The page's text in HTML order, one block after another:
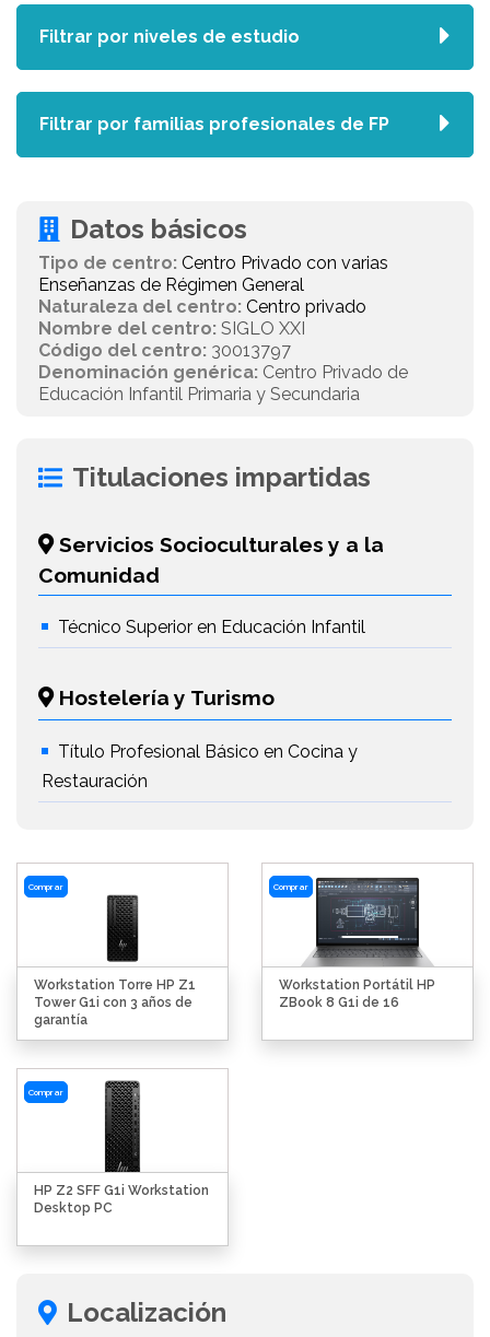
Datos básicos
Tipo de centro: Centro Privado con varias
Enseñanzas de Régimen General
Naturaleza del centro: Centro privado
Nombre del centro: SIGLO XXI
Código del centro: 30013797
Denominación genérica: Centro Privado de
Educación Infantil Primaria y Secundaria
Titulaciones impartidas
Servicios Socioculturales y a la
Comunidad
Técnico Superior en Educación Infantil
Hostelería y Turismo
Título Profesional Básico en Cocina y
Restauración
Comprar
Workstation Torre HP Z1
Tower G1i con 3 años de
garantía
Comprar
Workstation Portátil HP
ZBook 8 G1i de 16
Comprar
HP Z2 SFF G1i Workstation
Desktop PC
Localización
Filtrar por niveles de estudio
Filtrar por familias profesionales de FP